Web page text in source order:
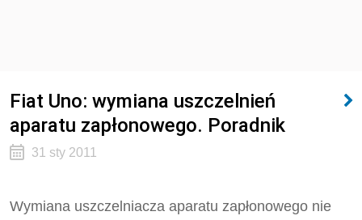
Fiat Uno: wymiana uszczelnień
aparatu zapłonowego. Poradnik
31 sty 2011
Wymiana uszczelniacza aparatu zapłonowego nie